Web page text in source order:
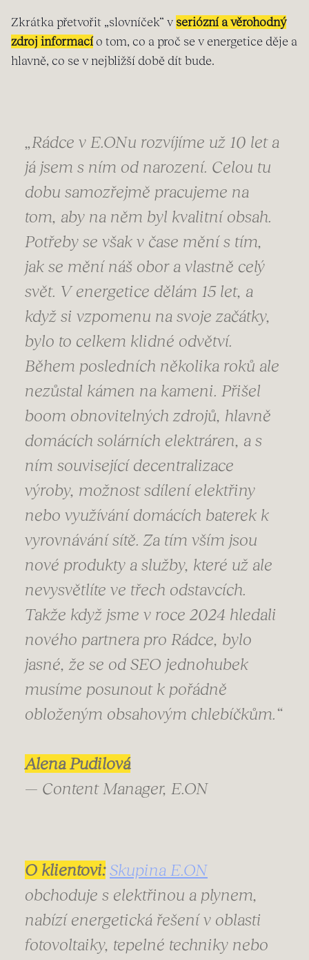
Zkrátka přetvořit „slovníček“ v seriózní a věrohodný
zdroj informacío tom, co a proč se v energetice děje a
hlavně, co se v nejbližší době dít bude.
„Rádce v E.ONu rozvíjíme už 10 let a
já jsem s ním od narození. Celou tu
dobu samozřejmě pracujeme na
tom, aby na něm byl kvalitní obsah.
Potřeby se však v čase mění s tím,
jak se mění náš obor a vlastně celý
svět. V energetice dělám 15 let, a
když si vzpomenu na svoje začátky,
bylo to celkem klidné odvětví.
Během posledních několika roků ale
nezůstal kámen na kameni. Přišel
boom obnovitelných zdrojů, hlavně
domácích solárních elektráren, a s
ním související decentralizace
výroby, možnost sdílení elektřiny
nebo využívání domácích baterek k
vyrovnávání sítě. Za tím vším jsou
nové produkty a služby, které už ale
nevysvětlíte ve třech odstavcích.
Takže když jsme v roce 2024 hledali
nového partnera pro Rádce, bylo
jasné, že se od SEO jednohubek
musíme posunout k pořádně
obloženým obsahovým chlebíčkům.“
Alena Pudilová
— Content Manager, E.ON
O klientovi: Skupina E.ON
obchoduje s elektřinou a plynem,
nabízí energetická řešení v oblasti
fotovoltaiky, tepelné techniky nebo